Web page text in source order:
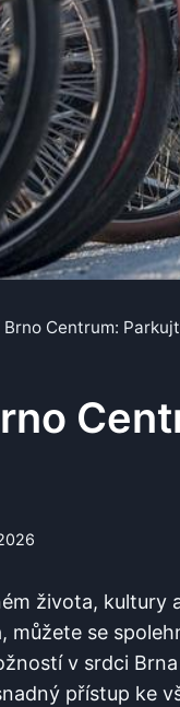
Centrum:
života, kultury
⁤můžete​ se
v srdci
přístup ke